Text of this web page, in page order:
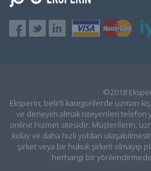
©2018
Eksperin, belirli kategorilerde uzman
ve deneyim almak isteyenleri
online hizmet sitesidir. Müşterilerin,
kolay ve daha hızlı yoldan
şirket veya bir hukuk şirketi olmayıp
herhangi bir